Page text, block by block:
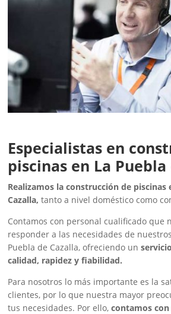
Especialistas en
piscinas en La Puebla
Realizamos la construcción de piscinas
Cazalla, tanto a nivel doméstico como
Contamos con personal cualificado que
responder a las necesidades de
Puebla de Cazalla, ofreciendo un
calidad, rapidez y fiabilidad.
Para nosotros lo más importante es la
clientes, por lo que nuestra mayor
tus necesidades. Por ello,contamos